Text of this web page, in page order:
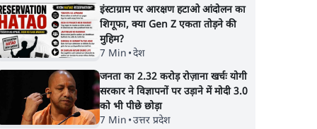
का खुला ऐलान, Rahul
Gandhi से घबराई UP
Govt?
of the LGBTQ
Community"—Is
इंस्टाग्राम पर आरक्षण हटाओ आंदोलन का
शिगूफा, क्या Gen Z एकता तोड़ने की
मुहिम?
7 Min •देश
जनता का 2.32 करोड़ रोज़ाना खर्चः योगी
सरकार ने विज्ञापनों पर उड़ाने में मोदी 3.0
को भी पीछे छोड़ा
7 Min •उत्तर प्रदेश